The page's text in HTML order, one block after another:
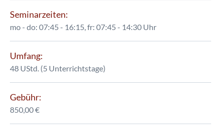
Seminarzeiten:
mo - do: 07:45 - 16:15, fr: 07:45 - 14:30 Uhr
Umfang:
48 UStd. (5 Unterrichtstage)
Gebühr:
850,00 €